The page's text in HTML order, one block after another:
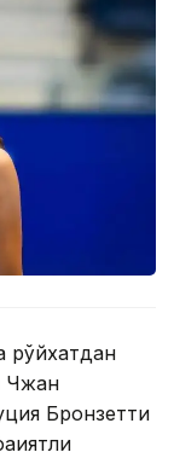
рўйхатдан
Чжан
Бронзетти